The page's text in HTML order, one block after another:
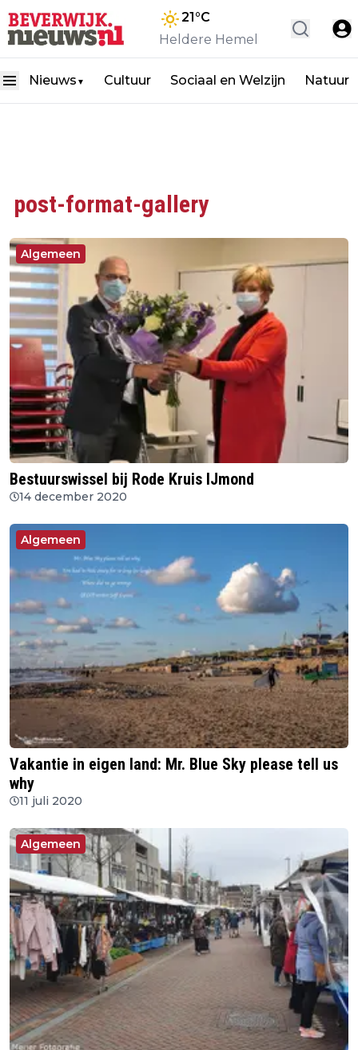
21°C
Heldere Hemel
Nieuws ▼ Cultuur Sociaal en Welzijn Natuur
post-format-gallery
Algemeen
Bestuurswissel bij Rode Kruis IJmond
14 december 2020
Algemeen
Vakantie in eigen land: Mr. Blue Sky please tell us
why
11 juli 2020
Algemeen